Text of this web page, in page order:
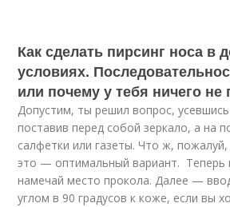
Как сделать пирсинг носа в
условиях.
или почему у тебя ничего не
Допустим, ты решил вопрос,
поставив перед собой зеркало, а на
салфетки или газеты. Что ж, пожалуй,
это — оптимальный вариант. Теперь
намечай место прокола. Далее —
углом в 90 градусов к коже, если вы